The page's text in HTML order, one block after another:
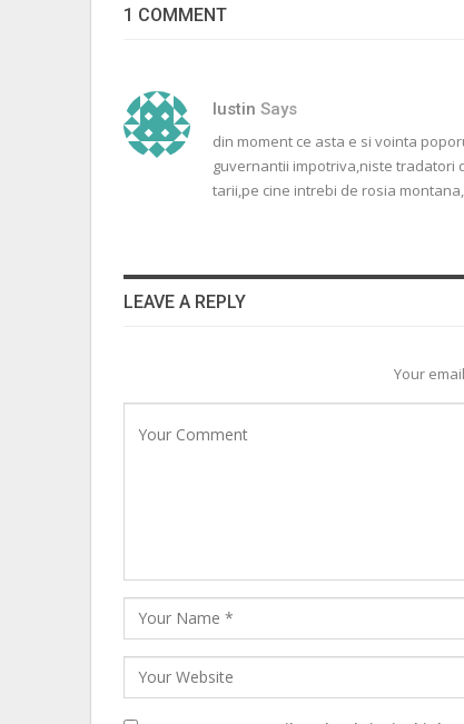
1 COMMENT
Iustin Says
din moment ce asta e si vointa
guvernantii impotriva,niste tradatori
tarii,pe cine intrebi de rosia
LEAVE A REPLY
Your